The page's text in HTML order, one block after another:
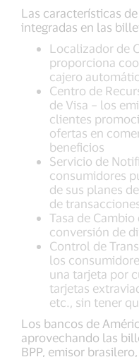
Las características
integradas en las
Localizador de
proporciona
cajero
Centro de
de Visa – los
clientes
ofertas en
beneficios
Servicio de
consumidores
de sus planes
de
Tasa de
conversión de
Control de
los
una tarjeta por
tarjetas
etc., sin tener
Los bancos de
aprovechando las
BPP, emisor